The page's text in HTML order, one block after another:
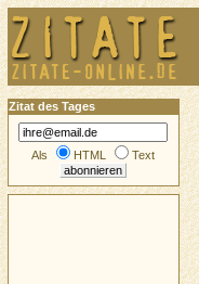
Zitat des Tages
Als HTML Text